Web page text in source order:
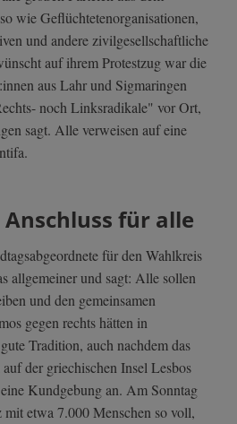
wie Geflüchtetenorganisationen,
und andere zivilgesellschaftliche
auf ihrem Protestzug war die
aus Lahr und Sigmaringen
noch Linksradikale" vor Ort,
sagt. Alle verweisen auf eine
für alle
für den Wahlkreis
allgemeiner und sagt: Alle sollen
und den gemeinsamen
gegen rechts hätten in
Tradition, auch nachdem das
der griechischen Insel Lesbos
Kundgebung an. Am Sonntag
etwa 7.000 Menschen so voll,